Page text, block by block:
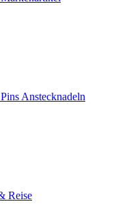
Pins Anstecknadeln
Reise